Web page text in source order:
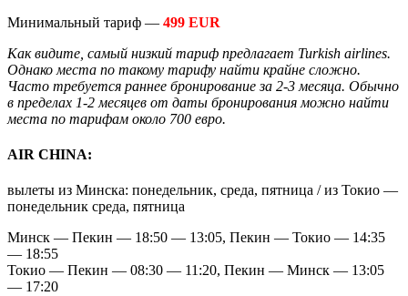
Минимальный тариф — 499 EUR
Как видите, самый низкий тариф предлагает Turkish airlines.
Однако места по такому тарифу найти крайне сложно.
Часто требуется раннее бронирование за 2-3 месяца. Обычно
в пределах 1-2 месяцев от даты бронирования можно найти
места по тарифам около 700 евро.
AIR CHINA:
вылеты из Минска: понедельник, среда, пятница / из Токио —
понедельник среда, пятница
Минск — Пекин — 18:50 — 13:05, Пекин — Токио — 14:35
— 18:55
Токио — Пекин — 08:30 — 11:20, Пекин — Минск — 13:05
— 17:20